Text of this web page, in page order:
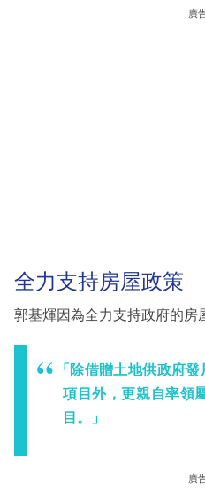
廣
全力支持房屋政策
郭基煇因為全力支持政府的房
「除借贈土地供政府
項目外，更親自率領
目。」
廣